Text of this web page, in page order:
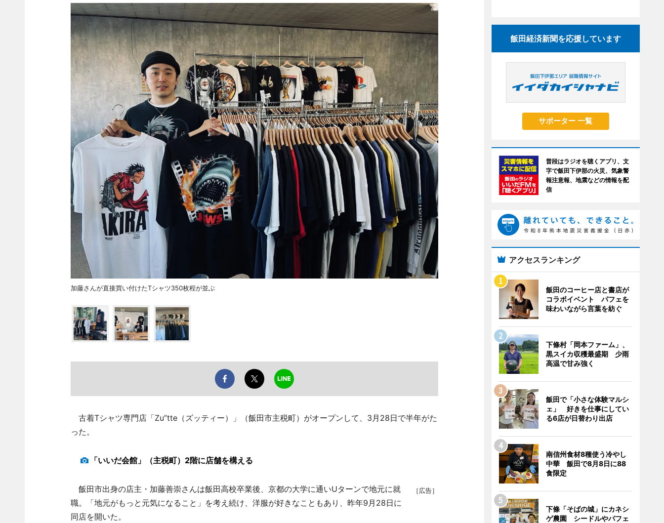
加藤さんが直接買い付けたTシャツ350枚程が並ぶ
古着Tシャツ専門店「Zu”tte（ズッティー）」（飯田市主税町）がオープンして、3月28日で半年がた
った。
「いいだ会館」（主税町）2階に店舗を構える
［広告］
飯田市出身の店主・加藤善崇さんは飯田高校卒業後、京都の大学に通いUターンで地元に就
職。「地元がもっと元気になること」を考え続け、洋服が好きなこともあり、昨年9月28日に
同店を開いた。
飯田経済新聞を応援しています
サポーター 一覧
普段はラジオを聴くアプリ、文
字で飯田下伊那の火災、気象警
報注意報、地震などの情報を配
信
アクセスランキング
飯田のコーヒー店と書店が
コラボイベント パフェを
味わいながら言葉を紡ぐ
下條村「岡本ファーム」、
黒スイカ収穫最盛期 少雨
高温で甘み強く
飯田で「小さな体験マルシ
ェ」 好きを仕事にしてい
る6店が日替わり出店
南信州食材8種使う冷やし
中華 飯田で8月8日に88
食限定
下條「そばの城」にカネシ
ゲ農園 シードルやパフェ